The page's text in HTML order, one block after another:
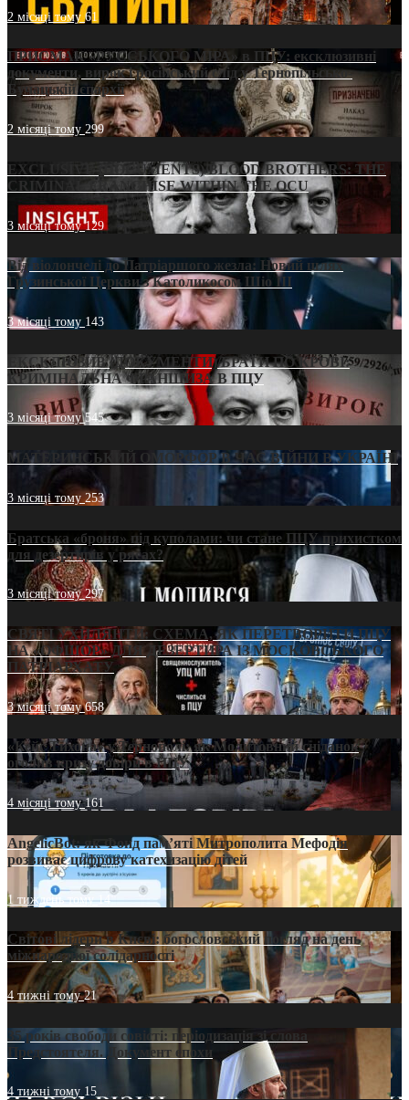
2 місяці тому61
ПРИСМАК «РУССЬКОГО МІРА» в ПЦУ: ексклюзивні
документи, вирок і російський слід у Тернопільсько-
Бучацькій єпархії
2 місяці тому 299
EXCLUSIVE (DOCUMENTS)/BLOOD BROTHERS: THE
CRIMINAL FRANCHISE WITHIN THE OCU
3 місяці тому129
Від віолончелі до Патріаршого жезла: Новий шлях
Грузинської Церкви з Католикосом Шіо III
3 місяці тому 143
ЕКСКЛЮЗИВ (ДОКУМЕНТИ)/БРАТИ ПО КРОВІ:
КРИМІНАЛЬНА ФРАНШИЗА В ПЦУ
3 місяці тому545
МАТЕРИНСЬКИЙ ОМОРФОР В ЧАС ВІЙНИ В УКРАЇНІ
3 місяці тому253
Братська «броня» під куполами: чи стане ПЦУ прихистком
для дезертирів у рясах?
3 місяці тому297
СВЯТІ УХИЛЯНТИ: СХЕМА, ЯК ПЕРЕТВОРИТИ ПЦУ
НА «ОФШОР» ДЛЯ ДЕЗЕРТИРА ІЗ МОСКОВСЬКОГО
ПАТРІАРХАТУ
3 місяці тому658
«Кейс Тихона» у Тернополі: як Молитовний сніданок
оголив кризу довіри в ПЦУ
4 місяці тому161
AngelicBot: як Фонд пам’яті Митрополита Мефодія
розвиває цифрову катехизацію дітей
1 тиждень тому14
Світові лідери в Києві: богословський погляд на день
міжнародної солідарності
4 тижні тому21
35 років свободи совісті: періодизація зі слова
Предстоятеля. Документ епохи
4 тижні тому 15